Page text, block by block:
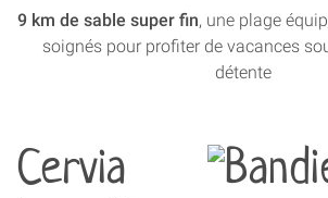
9 km de sable super fin, une plage
soignés pour profiter de vacances
détente
Cervia